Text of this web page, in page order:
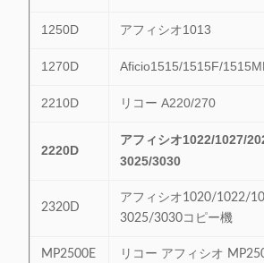
1250D アフィシオ1013
1270D Aficio1515/1515F/
2210D リコー A220/270
2220D
アフィシオ1022/1027/
3025/3030
2320D
アフィシオ1020/1022/
3025/3030コピー機
MP2500E リコー アフィシオ